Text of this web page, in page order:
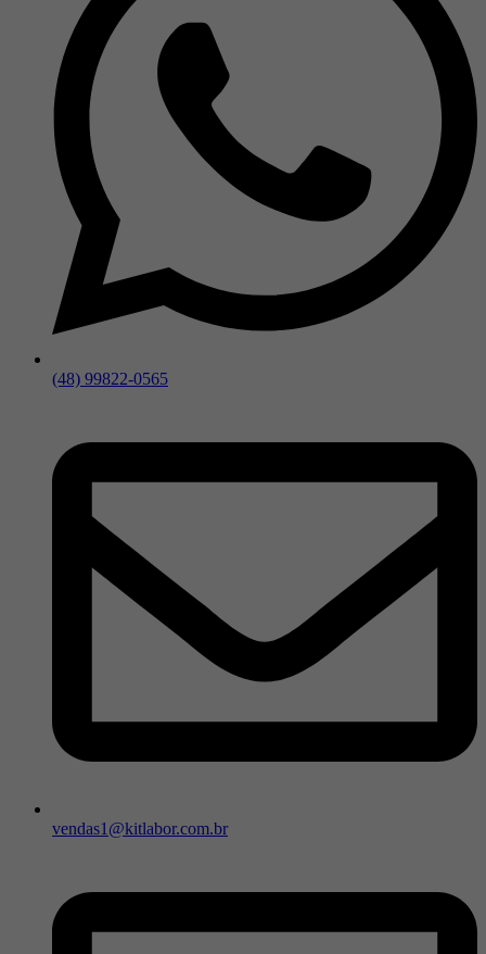
(48) 99822-0565
vendas1@kitlabor.com.br